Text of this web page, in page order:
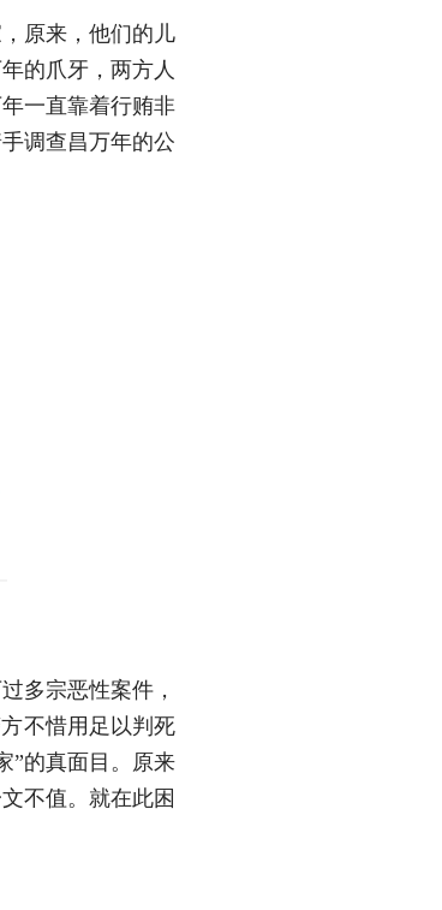
原来，他们的儿
的爪牙，两方人
一直靠着行贿非
调查昌万年的公
多宗恶性案件，
不惜用足以判死
”的真面目。原来
不值。就在此困